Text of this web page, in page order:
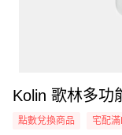
Kolin 歌林多功
點數兌換商品 宅配